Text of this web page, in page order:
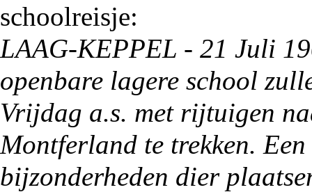
schoolreisje:
LAAG-KEPPEL - 21 Juli
openbare lagere school
Vrijdag a.s. met rijtuigen
Montferland te trekken.
bijzonderheden dier